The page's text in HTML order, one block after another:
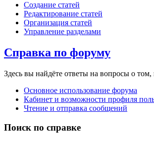
Создание статей
Редактирование статей
Организация статей
Управление разделами
Справка по форуму
Здесь вы найдёте ответы на вопросы о
Основное использование форума
Кабинет и возможности профиля
Чтение и отправка сообщений
Поиск по справке